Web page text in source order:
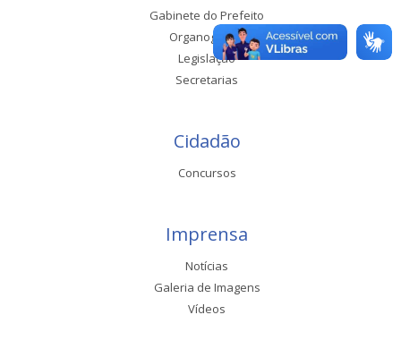
Gabinete do Prefeito
Organograma
Legislação
Secretarias
Cidadão
Concursos
Imprensa
Notícias
Galeria de Imagens
Vídeos